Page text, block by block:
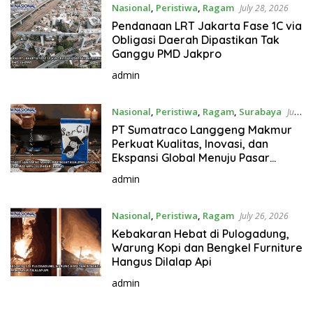
Nasional Peristiwa Ragam July 28, 2026
Pendanaan LRT Jakarta Fase 1C via
Obligasi Daerah Dipastikan Tak
Ganggu PMD Jakpro
admin
Nasional Peristiwa Ragam, Surabaya July
26, 2026
PT Sumatraco Langgeng Makmur
Perkuat Kualitas, Inovasi, dan
Ekspansi Global Menuju Pasar
admin
Nasional Peristiwa Ragam July 26, 2026
Kebakaran Hebat di Pulogadung,
Warung Kopi dan Bengkel Furniture
Hangus Dilalap Api
admin